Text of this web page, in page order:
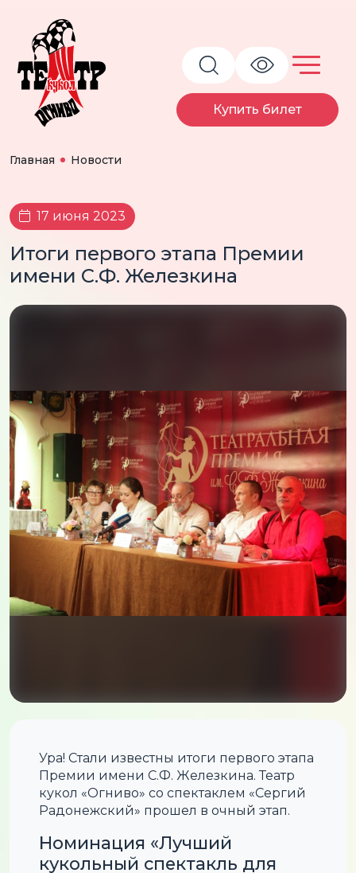
Купить билет
Главная Новости
17 июня 2023
Итоги первого этапа Премии
имени С.Ф. Железкина
Ура! Стали известны итоги первого этапа
Премии имени С.Ф. Железкина. Театр
кукол «Огниво» со спектаклем «Сергий
Радонежский» прошел в очный этап.
Номинация «Лучший
кукольный спектакль для